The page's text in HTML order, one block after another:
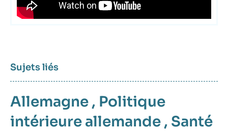
Sujets liés
Allemagne , Politique
intérieure allemande , Santé